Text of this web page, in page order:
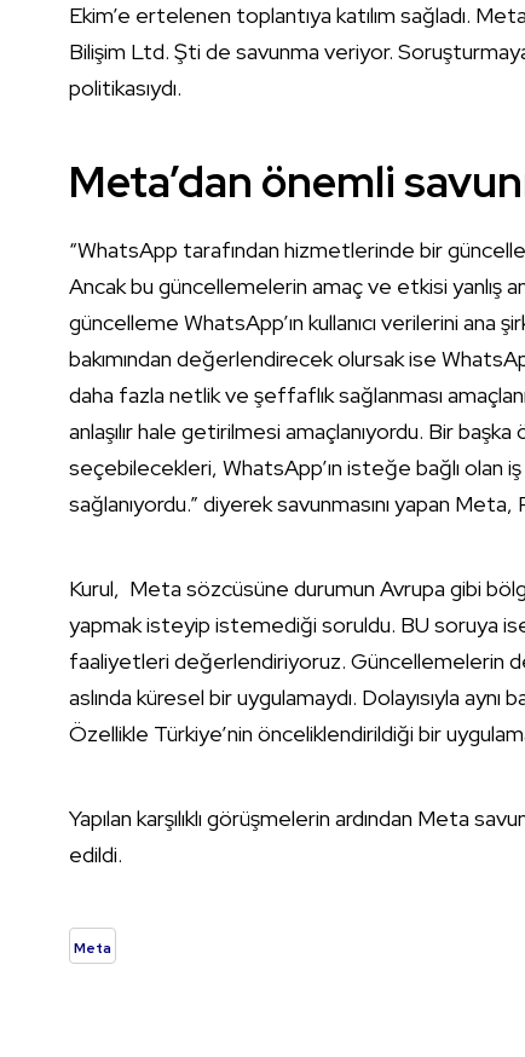
Ekim’e ertelenen toplantıya katılım sağladı.
Bilişim Ltd. Şti de savunma veriyor.
politikasıydı.
Meta’dan önemli
“WhatsApp tarafından hizmetlerinde bir
Ancak bu güncellemelerin amaç ve etkisi yanlış
güncelleme WhatsApp’ın kullanıcı verilerini ana
bakımından değerlendirecek olursak ise
daha fazla netlik ve şeffaflık sağlanması
anlaşılır hale getirilmesi amaçlanıyordu. Bir başka
seçebilecekleri, WhatsApp’ın isteğe bağlı olan
sağlanıyordu.” diyerek savunmasını yapan
Kurul, Meta sözcüsüne durumun Avrupa gibi
yapmak isteyip istemediği soruldu. BU soruya
faaliyetleri değerlendiriyoruz. Güncellemelerin
aslında küresel bir uygulamaydı. Dolayısıyla
Özellikle Türkiye’nin önceliklendirildiği bir
Yapılan karşılıklı görüşmelerin ardından Meta
edildi.
Meta